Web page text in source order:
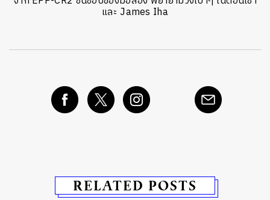
และ James Iha
RELATED POSTS